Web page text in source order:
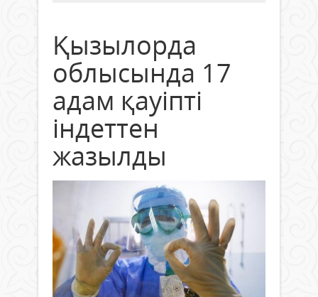
Қызылорда
облысында 17
адам қауіпті
індеттен
жазылды